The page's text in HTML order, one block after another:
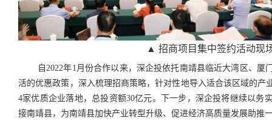
▲ 招商项目集中签约活动现
自2022年1月份合作以来，深企投依托南靖县临近大湾区、
活的优惠政策，深入梳理招商策略，针对性地导入适合该区域的产
4家优质企业落地，总投资额30亿元。下一步，深企投将继续以务
接南靖县，为南靖县加快产业转型升级、促进经济高质量发展助推